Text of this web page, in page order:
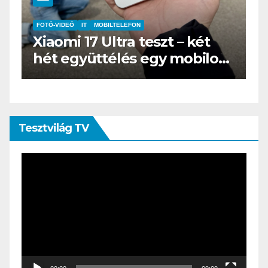
IT MŰSZAKI
BOOX Go 10.3 teszt – Amikor
az e-book olvasó felnő, és
öltönyt húz
Tesztvilág TV